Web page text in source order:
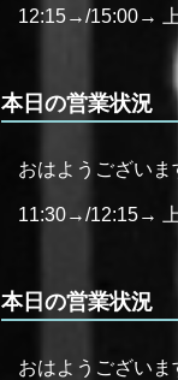
12:15→/15:00→ 上
本日の営業状況
おはようござい
11:30→/12:15→ 上
本日の営業状況
おはようござい